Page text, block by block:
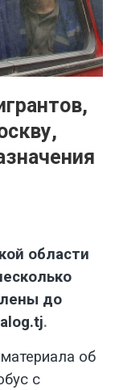
области
до
.
об
с